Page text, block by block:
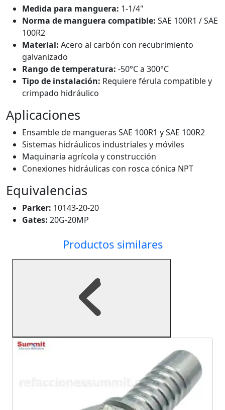
Medida para manguera: 1-1/4"
Norma de manguera compatible: SAE 100R1 / SAE
100R2
Material: Acero al carbón con recubrimiento
galvanizado
Rango de temperatura: -50°C a 300°C
Tipo de instalación: Requiere férula compatible y
crimpado hidráulico
Aplicaciones
Ensamble de mangueras SAE 100R1 y SAE 100R2
Sistemas hidráulicos industriales y móviles
Maquinaria agrícola y construcción
Conexiones hidráulicas con rosca cónica NPT
Equivalencias
Parker: 10143-20-20
Gates: 20G-20MP
Productos similares